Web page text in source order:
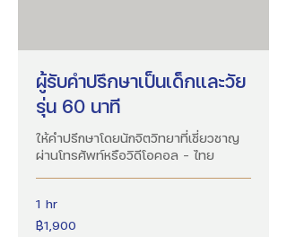
ผู้รับคำปรึกษาเป็นเด็กและวัย
รุ่น 60 นาที
ให้คำปรึกษาโดยนักจิตวิทยาที่เชี่ยวชาญ
ผ่านโทรศัพท์หรือวิดีโอคอล - ไทย
1 hr
1,900
บาท
฿1,900